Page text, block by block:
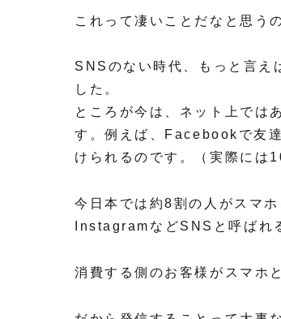
これって凄いことだなと思う
SNSのない時代、もっと言え
した。
ところが今は、ネット上では
す。例えば、Facebookで友
けられるのです。（実際には
今日本では約8割の人がスマ
InstagramなどSNSと呼ばれ
消費する側のお客様がスマホ